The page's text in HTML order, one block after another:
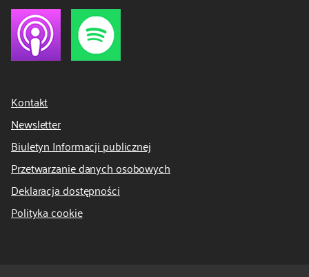
Kontakt
Newsletter
Biuletyn Informacji publicznej
Przetwarzanie danych osobowych
Deklaracja dostępności
Polityka cookie